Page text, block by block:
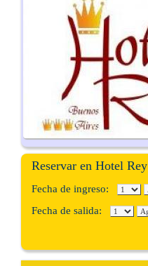
Reservar en Hotel Rey
Fecha de ingreso:
Fecha de salida: